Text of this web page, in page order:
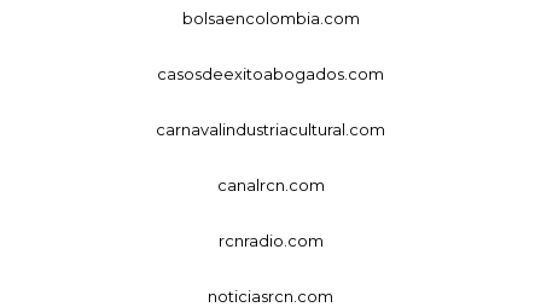
bolsaencolombia.com
casosdeexitoabogados.com
carnavalindustriacultural.com
canalrcn.com
rcnradio.com
noticiasrcn.com